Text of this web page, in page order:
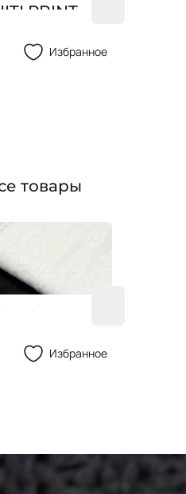
SILK
Избранное
товары
Избранное